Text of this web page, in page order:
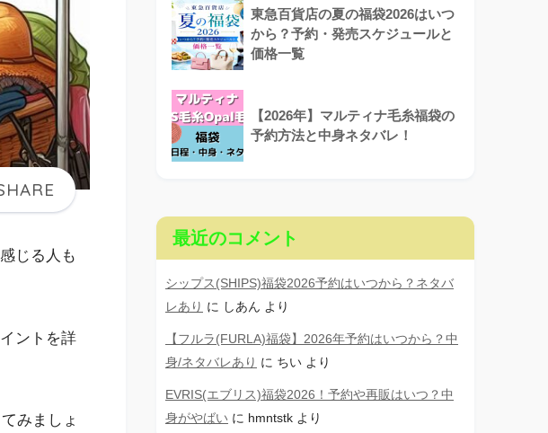
じる人も
ントを詳
みましょ
東急百貨店の夏の福袋2026はいつ
から？予約・発売スケジュールと
価格一覧
【2026年】マルティナ毛糸福袋の
予約方法と中身ネタバレ！
最近のコメント
シップス(SHIPS)福袋2026予約はいつから？ネタバ
レあり に しあん より
【フルラ(FURLA)福袋】2026年予約はいつから？中
身/ネタバレあり に ちい より
EVRIS(エブリス)福袋2026！予約や再販はいつ？中
身がやばい に hmntstk より